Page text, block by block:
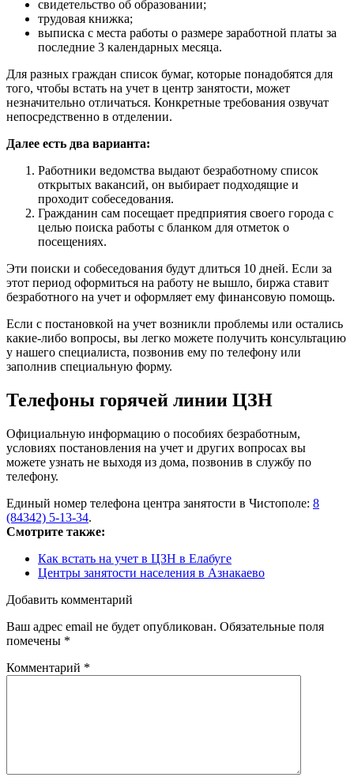
свидетельство об образовании;
трудовая книжка;
выписка с места работы о размере заработной платы за
последние 3 календарных месяца.
Для разных граждан список бумаг, которые понадобятся для
того, чтобы встать на учет в центр занятости, может
незначительно отличаться. Конкретные требования озвучат
непосредственно в отделении.
Далее есть два варианта:
Работники ведомства выдают безработному список
открытых вакансий, он выбирает подходящие и
проходит собеседования.
Гражданин сам посещает предприятия своего города с
целью поиска работы с бланком для отметок о
посещениях.
Эти поиски и собеседования будут длиться 10 дней. Если за
этот период оформиться на работу не вышло, биржа ставит
безработного на учет и оформляет ему финансовую помощь.
Если с постановкой на учет возникли проблемы или остались
какие-либо вопросы, вы легко можете получить консультацию
у нашего специалиста, позвонив ему по телефону или
заполнив специальную форму.
Телефоны горячей линии ЦЗН
Официальную информацию о пособиях безработным,
условиях постановления на учет и других вопросах вы
можете узнать не выходя из дома, позвонив в службу по
телефону.
Единый номер телефона центра занятости в Чистополе: 8
(84342) 5-13-34.
Смотрите также:
Как встать на учет в ЦЗН в Елабуге
Центры занятости населения в Азнакаево
Добавить комментарий
Ваш адрес email не будет опубликован. Обязательные поля
помечены *
Комментарий *